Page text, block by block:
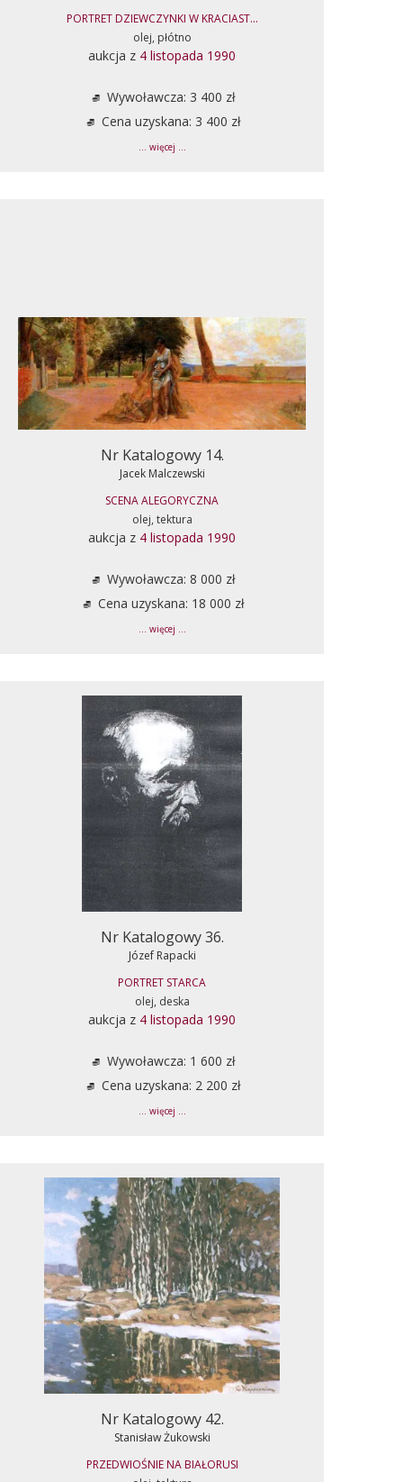
PORTRET DZIEWCZYNKI W KRACIAST...
olej, płótno
aukcja z 4 listopada 1990
Wywoławcza: 3 400 zł
Cena uzyskana: 3 400 zł
... więcej ...
Nr Katalogowy 14.
Jacek Malczewski
SCENA ALEGORYCZNA
olej, tektura
aukcja z 4 listopada 1990
Wywoławcza: 8 000 zł
Cena uzyskana: 18 000 zł
... więcej ...
Nr Katalogowy 36.
Józef Rapacki
PORTRET STARCA
olej, deska
aukcja z 4 listopada 1990
Wywoławcza: 1 600 zł
Cena uzyskana: 2 200 zł
... więcej ...
Nr Katalogowy 42.
Stanisław Żukowski
PRZEDWIOŚNIE NA BIAŁORUSI